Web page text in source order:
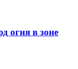
огня в зоне